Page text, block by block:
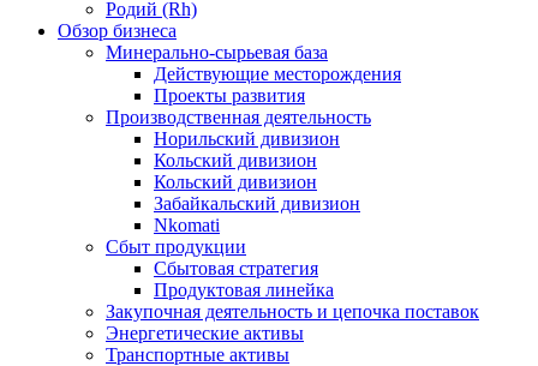
Родий (Rh)
Обзор бизнеса
Минерально-сырьевая база
Действующие месторождения
Проекты развития
Производственная деятельность
Норильский дивизион
Кольский дивизион
Кольский дивизион
Забайкальский дивизион
Nkomati
Сбыт продукции
Сбытовая стратегия
Продуктовая линейка
Закупочная деятельность и цепочка поставок
Энергетические активы
Транспортные активы